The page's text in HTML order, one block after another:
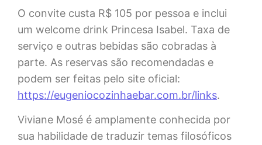
O convite custa R$ 105 por pessoa e inclui
um welcome drink Princesa Isabel. Taxa de
serviço e outras bebidas são cobradas à
parte. As reservas são recomendadas e
podem ser feitas pelo site oficial:
https://eugeniocozinhaebar.com.br/links.
Viviane Mosé é amplamente conhecida por
sua habilidade de traduzir temas filosóficos